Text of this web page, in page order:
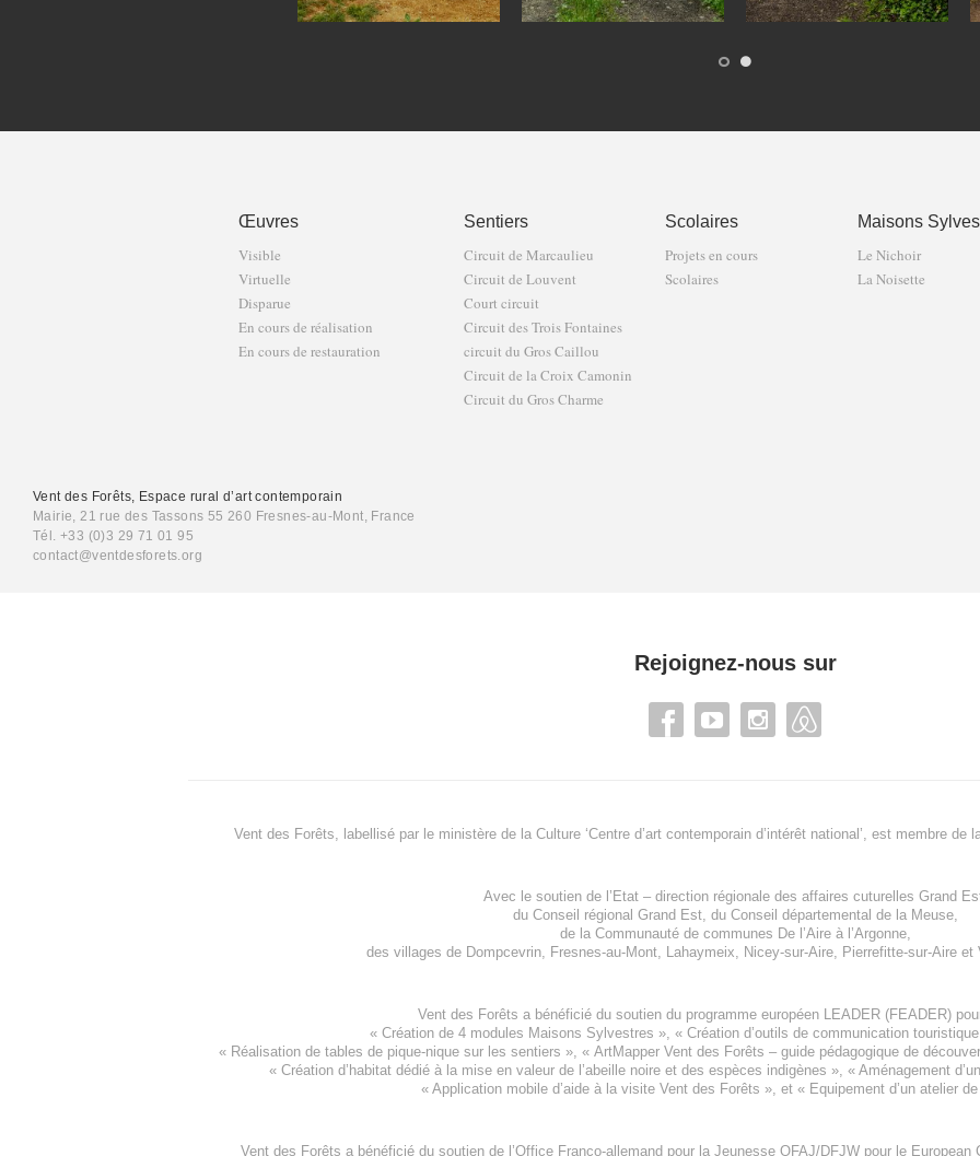
Œuvres
Visible
Virtuelle
Disparue
En cours de réalisation
En cours de restauration
Sentiers
Circuit de Marcaulieu
Circuit de Louvent
Court circuit
Circuit des Trois Fontaines
circuit du Gros Caillou
Circuit de la Croix Camonin
Circuit du Gros Charme
Scolaires
Projets en cours
Scolaires
Maisons
Le Nichoir
La Noisette
Vent des Forêts, Espace rural d’art contemporain
Mairie, 21 rue des Tassons 55 260 Fresnes-au-Mont, France
Tél. +33 (0)3 29 71 01 95
contact@ventdesforets.org
Rejoignez-nous sur
Vent des Forêts, labellisé par le ministère de la Culture ‘Centre d’art contemporain d’intérêt national’, est membre de
Avec le soutien de l’ Etat – direction régionale des affaires cuturelles Grand
du Conseil régional Grand Est, du Conseil départemental de la Meuse,
de la Communauté de communes De l’Aire à l’Argonne,
des villages de Dompcevrin, Fresnes-au-Mont, Lahaymeix, Nicey-sur-Aire, Pierrefitte-sur-Aireet
Vent des Forêts a bénéficié du soutien du programme européen LEADER (FEADER)
« Création de 4 modules Maisons Sylvestres », « Création d’outils de communication
« Réalisation de tables de pique-nique sur les sentiers », « ArtMapper Vent des Forêts – guide pédagogique de
« Création d’habitat dédié à la mise en valeur de l’abeille noire et des espèces indigènes », « Aménagement
« Application mobile d’aide à la visite Vent des Forêts », et « Equipement d’un atelier
Vent des Forêts a bénéficié du soutien de l’Office Franco-allemand pour la Jeunesse OFAJ/DFJW pour le European